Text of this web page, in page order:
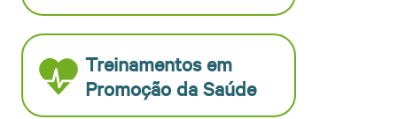
Treinamentos em
Promoção da Saúde